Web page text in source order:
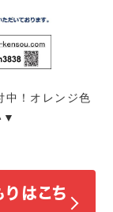
中！オレンジ色
▼
はこち